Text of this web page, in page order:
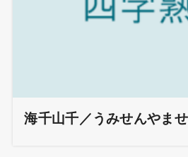
海千山千／うみせんやま